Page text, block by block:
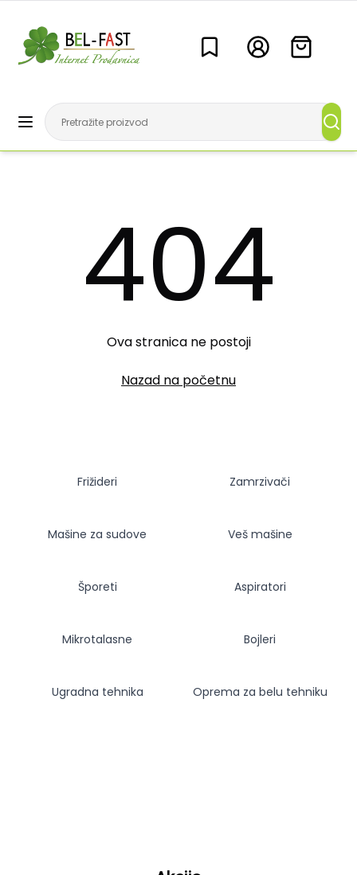
404
Ova stranica ne postoji
Nazad na početnu
Frižideri Zamrzivači
Mašine za sudove Veš mašine
Šporeti Aspiratori
Mikrotalasne Bojleri
Ugradna tehnika Oprema za belu tehniku